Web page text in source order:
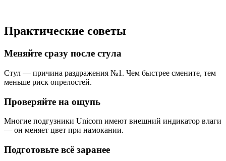
Практические советы
Меняйте сразу после стула
Стул — причина раздражения №1. Чем быстрее смените, тем
меньше риск опрелостей.
Проверяйте на ощупь
Многие подгузники Unicorn имеют внешний индикатор влаги
— он меняет цвет при намокании.
Подготовьте всё заранее